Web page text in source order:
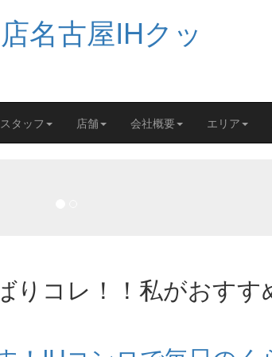
スタッフ 店舗 会社概要 エリア